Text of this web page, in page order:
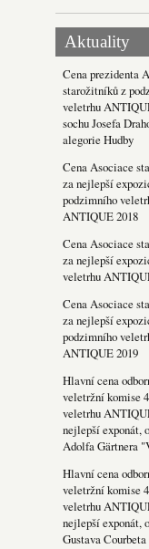
Aktuality
Cena prezidenta
starožitníků z
veletrhu
sochu Josefa
alegorie Hudby
Cena Asociace
za nejlepší
podzimního
ANTIQUE 2018
Cena Asociace
za nejlepší
veletrhu
Cena Asociace
za nejlepší
podzimního
ANTIQUE 2019
Hlavní cena
veletržní komise
veletrhu
nejlepší exponát,
Adolfa Gärtnera
Hlavní cena
veletržní komise
veletrhu
nejlepší exponát,
Gustava